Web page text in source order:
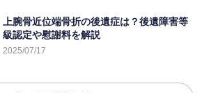
上腕骨近位端骨折の後遺症は？後遺障害等
級認定や慰謝料を解説
2025/07/17